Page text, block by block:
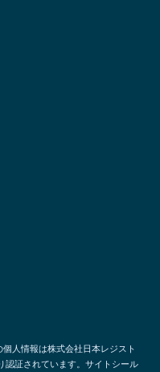
人情報は株式会社日本レジスト
認証されています。サイトシール